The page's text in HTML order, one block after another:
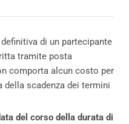
di un partecipante
tramite posta
comporta alcun costo per
della scadenza dei termini
del corso della durata di